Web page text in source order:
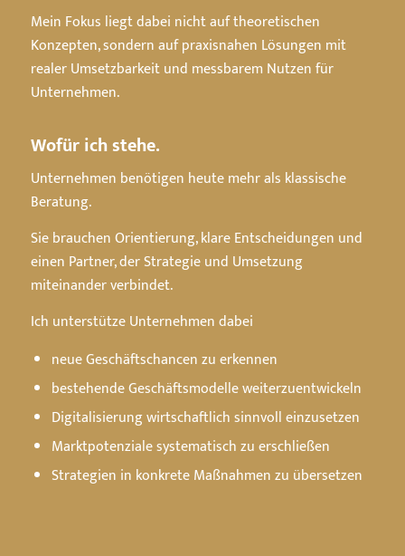
Mein Fokus liegt dabei nicht auf theoretischen
Konzepten, sondern auf praxisnahen Lösungen mit
realer Umsetzbarkeit und messbarem Nutzen für
Unternehmen.
Wofür ich stehe.
Unternehmen benötigen heute mehr als klassische
Beratung.
Sie brauchen Orientierung, klare Entscheidungen und
einen Partner, der Strategie und Umsetzung
miteinander verbindet.
Ich unterstütze Unternehmen dabei
neue Geschäftschancen zu erkennen
bestehende Geschäftsmodelle weiterzuentwickeln
Digitalisierung wirtschaftlich sinnvoll einzusetzen
Marktpotenziale systematisch zu erschließen
Strategien in konkrete Maßnahmen zu übersetzen